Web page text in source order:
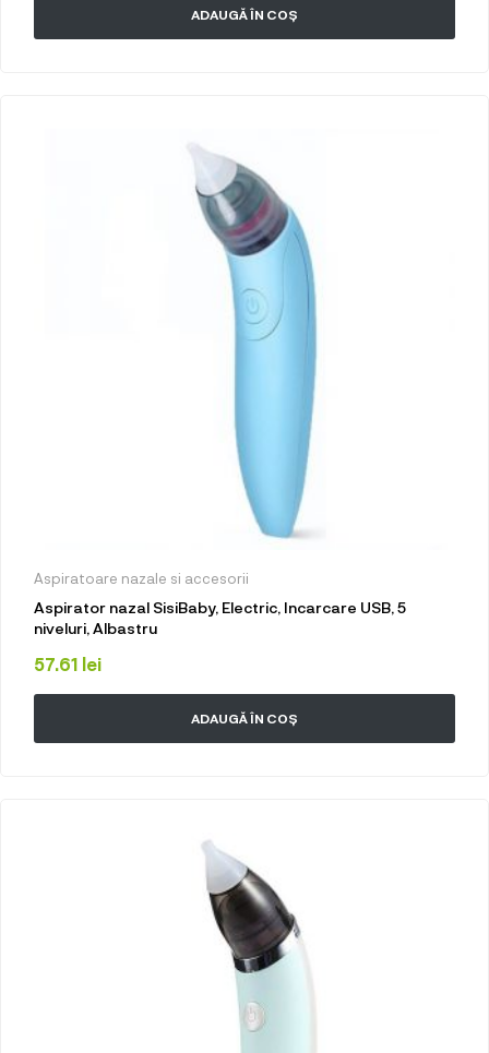
ADAUGĂ ÎN COȘ
Aspiratoare nazale si accesorii
Aspirator nazal SisiBaby, Electric, Incarcare USB, 5
niveluri, Albastru
57.61 lei
ADAUGĂ ÎN COȘ